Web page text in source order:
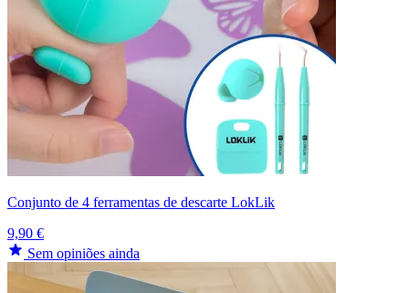
Conjunto de 4 ferramentas de descarte LokLik
9,90 €
Sem opiniões ainda